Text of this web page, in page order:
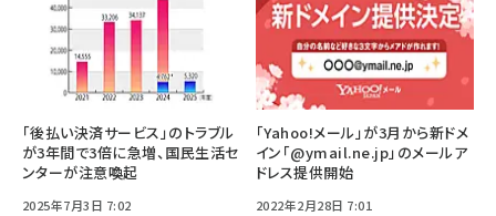
「後払い決済サービス」のトラブル
が3年間で3倍に急増、国民生活セ
ンターが注意喚起
2025年7月3日 7:02
「Yahoo!メール」が3月から新ドメ
イン「@ymail.ne.jp」のメールア
ドレス提供開始
2022年2月28日 7:01